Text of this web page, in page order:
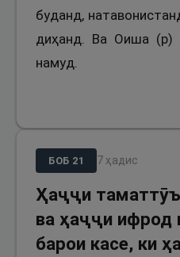
буданд,
диҳанд. Ва Оиша (р)
намуд.
БОБ 21 7 ҳадис
Ҳаҷҷи
ва ҳаҷҷи ифрод
барои касе, ки